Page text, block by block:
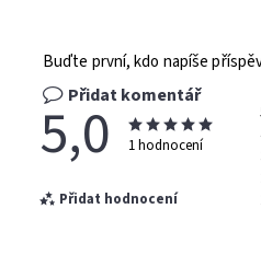
Buďte první, kdo napíše
Přidat komentář
5,0 1 hodnocení
Přidat hodnocení